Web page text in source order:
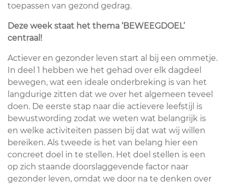
toepassen van gezond gedrag.
Deze week staat het thema ‘BEWEEGDOEL’
centraal!
Actiever en gezonder leven start al bij een ommetje.
In deel 1 hebben we het gehad over elk dagdeel
bewegen, wat een ideale onderbreking is van het
langdurige zitten dat we over het algemeen teveel
doen. De eerste stap naar die actievere leefstijl is
bewustwording zodat we weten wat belangrijk is
en welke activiteiten passen bij dat wat wij willen
bereiken. Als tweede is het van belang hier een
concreet doel in te stellen. Het doel stellen is een
op zich staande doorslaggevende factor naar
gezonder leven, omdat we door na te denken over